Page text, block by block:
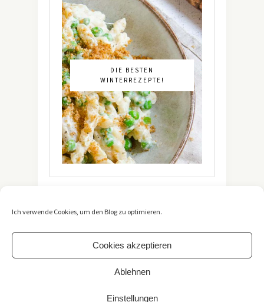
Ich verwende Cookies, um den Blog zu optimieren.
Cookies akzeptieren
Ablehnen
Einstellungen
DIE BESTEN
WINTERREZEPTE!
Reserved. / *Affiliate-Link